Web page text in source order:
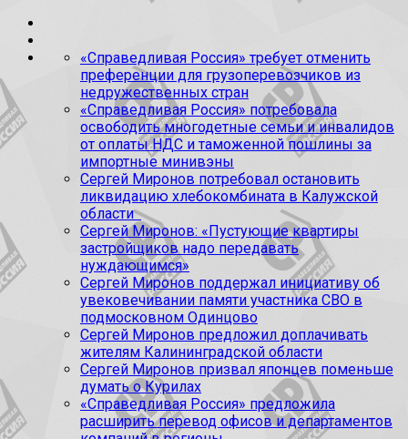
«Справедливая Россия» требует отменить
преференции для грузоперевозчиков из
недружественных стран
«Справедливая Россия» потребовала
освободить многодетные семьи и инвалидов
от оплаты НДС и таможенной пошлины за
импортные минивэны
Сергей Миронов потребовал остановить
ликвидацию хлебокомбината в Калужской
области
Сергей Миронов: «Пустующие квартиры
застройщиков надо передавать
нуждающимся»
Сергей Миронов поддержал инициативу об
увековечивании памяти участника СВО в
подмосковном Одинцово
Сергей Миронов предложил доплачивать
жителям Калининградской области
Сергей Миронов призвал японцев поменьше
думать о Курилах
«Справедливая Россия» предложила
расширить перевод офисов и департаментов